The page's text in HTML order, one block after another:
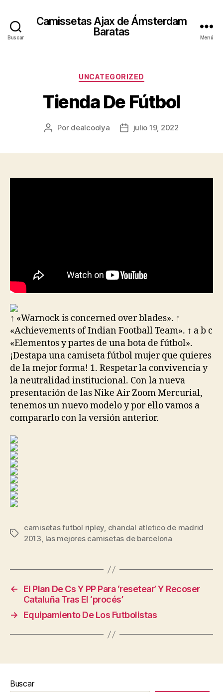
Buscar
Camissetas Ajax de Ámsterdam
Baratas
Menú
Categorías
UNCATEGORIZED
Tienda De Fútbol
Autor
Por dealcoolya
Fechajulio 19, 2022
↑ «Warnock is concerned over blades». ↑
«Achievements of Indian Football Team». ↑ a b c
«Elementos y partes de una bota de fútbol».
¡Destapa una camiseta fútbol mujer que quieres
de la mejor forma! 1. Respetar la convivencia y
la neutralidad institucional. Con la nueva
presentación de las Nike Air Zoom Mercurial,
tenemos un nuevo modelo y por ello vamos a
compararlo con la versión anterior.
Etiquetas
camisetas futbol ripley, chandal atletico de madrid
2013, las mejores camisetas de barcelona
←
El Plan De Cs Y PP Para ‘resetear’ Y Recoser
Cataluña Tras El ‘procés’
→
Equipamiento De Los Futbolistas
Buscar